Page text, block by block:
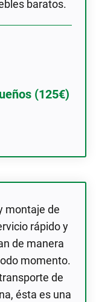
baratos.
(125€)
montaje de
rápido y
de manera
momento.
de
ésta es una